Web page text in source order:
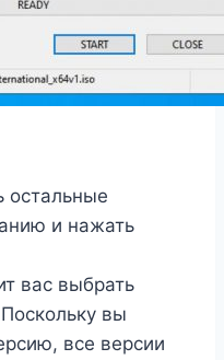
остальные
и нажать
вас выбрать
вы
все версии